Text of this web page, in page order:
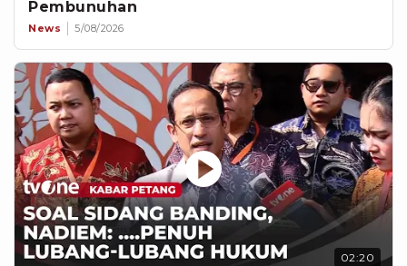
Pembunuhan
News 5/08/2026
02:20